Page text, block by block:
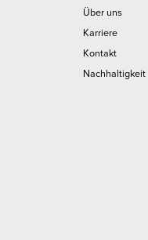
Über uns
Karriere
Kontakt
Nachhaltigkeit